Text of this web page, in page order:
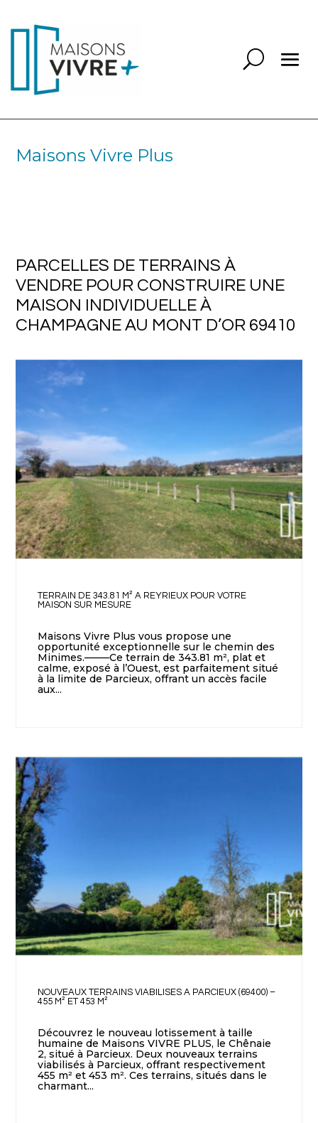
Maisons Vivre Plus
PARCELLES DE TERRAINS À
VENDRE POUR CONSTRUIRE UNE
MAISON INDIVIDUELLE À
CHAMPAGNE AU MONT D’OR 69410
TERRAIN DE 343.81 M² A REYRIEUX POUR VOTRE
MAISON SUR MESURE
Maisons Vivre Plus vous propose une
opportunité exceptionnelle sur le chemin des
Minimes.——–Ce terrain de 343.81 m², plat et
calme, exposé à l’Ouest, est parfaitement situé
à la limite de Parcieux, offrant un accès facile
aux...
NOUVEAUX TERRAINS VIABILISES A PARCIEUX (69400) –
455 M² ET 453 M²
Découvrez le nouveau lotissement à taille
humaine de Maisons VIVRE PLUS, le Chênaie
2, situé à Parcieux. Deux nouveaux terrains
viabilisés à Parcieux, offrant respectivement
455 m² et 453 m². Ces terrains, situés dans le
charmant...